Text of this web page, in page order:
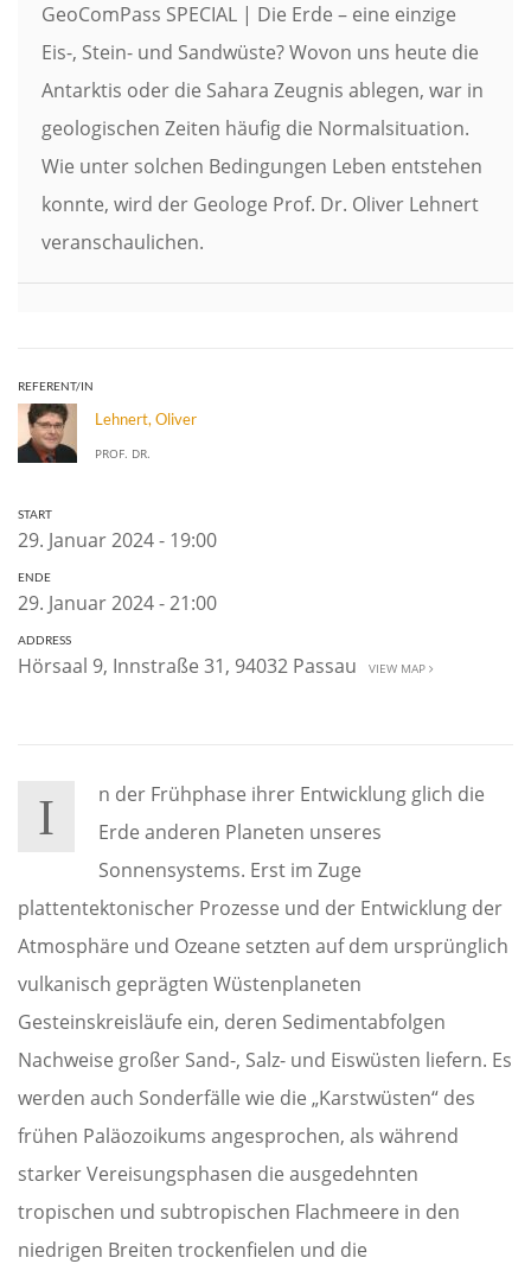
GeoComPass SPECIAL | Die Erde – eine einzige
Eis-, Stein- und Sandwüste? Wovon uns heute die
Antarktis oder die Sahara Zeugnis ablegen, war in
geologischen Zeiten häufig die Normalsituation.
Wie unter solchen Bedingungen Leben entstehen
konnte, wird der Geologe Prof. Dr. Oliver Lehnert
veranschaulichen.
REFERENT/IN
Lehnert, Oliver
PROF. DR.
START
29. Januar 2024 - 19:00
ENDE
29. Januar 2024 - 21:00
ADDRESS
Hörsaal 9, Innstraße 31, 94032 Passau VIEW MAP
I
n der Frühphase ihrer Entwicklung glich die
Erde anderen Planeten unseres
Sonnensystems. Erst im Zuge
plattentektonischer Prozesse und der Entwicklung der
Atmosphäre und Ozeane setzten auf dem ursprünglich
vulkanisch geprägten Wüstenplaneten
Gesteinskreisläufe ein, deren Sedimentabfolgen
Nachweise großer Sand-, Salz- und Eiswüsten liefern. Es
werden auch Sonderfälle wie die „Karstwüsten“ des
frühen Paläozoikums angesprochen, als während
starker Vereisungsphasen die ausgedehnten
tropischen und subtropischen Flachmeere in den
niedrigen Breiten trockenfielen und die